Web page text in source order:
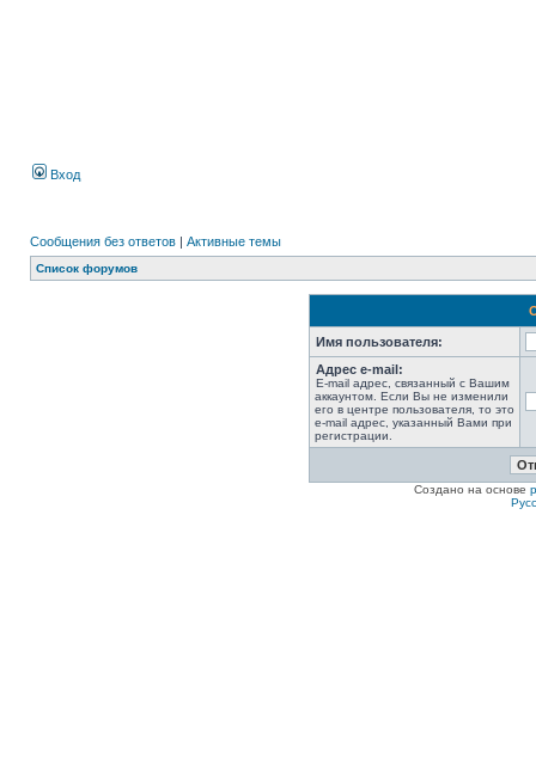
Вход
Сообщения без ответов | Активные темы
Список форумов
Имя пользователя:
Адрес e-mail:
E-mail адрес, связанный с Вашим
аккаунтом. Если Вы не изменили
его в центре пользователя, то это
e-mail адрес, указанный Вами при
регистрации.
Создано на основе